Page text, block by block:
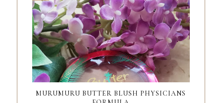
MURUMURU BUTTER BLUSH PHYSICIANS